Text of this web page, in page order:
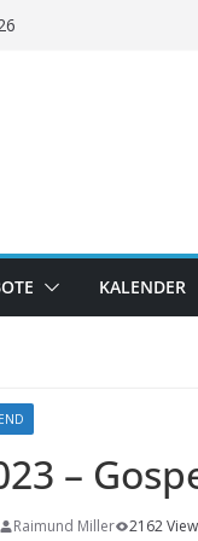
KALENDER
–
Raimund Miller 2162